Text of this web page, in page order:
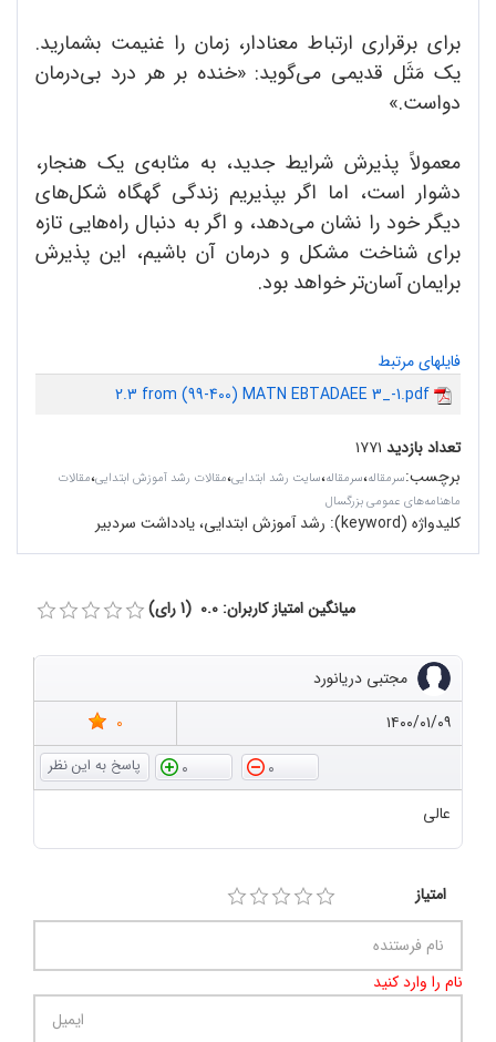
برای برقراری ارتباط معنادار، زمان را غنیمت بشمارید.
یک مَثَل قدیمی می‌گوید: «خنده بر هر درد بی‌درمان
دواست.»
معمولاً پذیرش شرایط جدید، به مثابه‌ی یک هنجار،
دشوار است، اما اگر بپذیریم زندگی گهگاه شکل‌های
دیگر خود را نشان می‌دهد، و اگر به دنبال راه‌هایی تازه
برای شناخت مشکل و درمان آن باشیم، این پذیرش
برایمان آسان‌تر خواهد بود.
فایلهای مرتبط
2.3 from (99-400) MATN EBTADAEE 3_-1.pdf
تعداد بازدید ۱۷۷۱
برچسب:سرمقاله‌،سرمقاله،سایت رشد ابتدایی،مقالات رشد آموزش ابتدایی،مقالات
ماهنامه‌های عمومی بزرگسال
کلیدواژه (keyword): رشد آموزش ابتدایی، یادداشت سردبیر
میانگین امتیاز کاربران: 0.0 (1 رای)
مجتبی دریانورد
۱۴۰۰/۰۱/۰۹
0
0
0
عالی
امتیاز
نام را وارد کنید